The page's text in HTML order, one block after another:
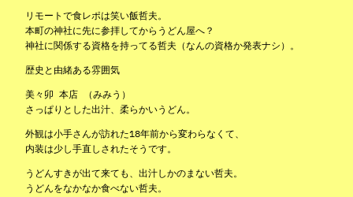
リモートで食レポは笑い飯哲夫。
本町の神社に先に参拝してからうどん屋へ？
神社に関係する資格を持ってる哲夫（なんの資格か発表ナシ）。
歴史と由緒ある雰囲気
美々卯 本店 （みみう）
さっぱりとした出汁、柔らかいうどん。
外観は小手さんが訪れた18年前から変わらなくて、
内装は少し手直しされたそうです。
うどんすきが出て来ても、出汁しかのまない哲夫。
うどんをなかなか食べない哲夫。